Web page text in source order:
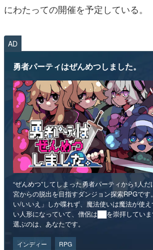
にわたっての開催を予定している。
AD
勇者パーティはぜんめつしました。
“ぜんめつ”してしまった勇者パーティから1人
宮からの脱出を目指すダンジョン探索RPGで
い/いいえ」しか喋れず、魔法使いは魔法が使
い人形になっていて、僧侶は██を崇拝してい
選ぶのは、あなたです。
インディー RPG